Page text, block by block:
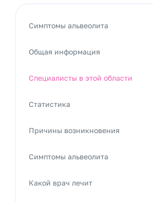
Симптомы альвеолита
Общая информация
Специалисты в этой области
Статистика
Причины возникновения
Симптомы альвеолита
Какой врач лечит